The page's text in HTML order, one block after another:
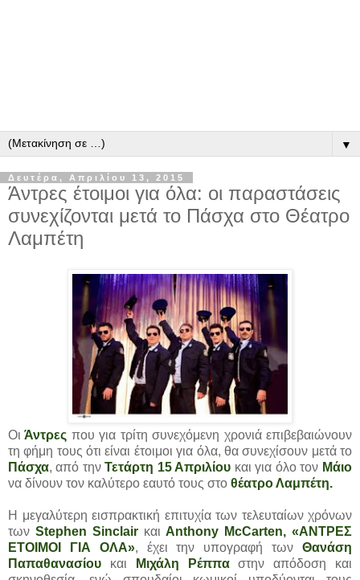
▼
Δευτέρα, Απριλίου 13, 2015
Άντρες έτοιμοι για όλα: οι παραστάσεις
συνεχίζονται μετά το Πάσχα στο Θέατρο
Λαμπέτη
Οι Άντρες που για τρίτη συνεχόμενη χρονιά επιβεβαιώνουν
τη φήμη τους ότι είναι έτοιμοι για όλα, θα συνεχίσουν μετά το
Πάσχα, από τηνΤετάρτη 15 Απριλίου και για όλο τον Μάιο
να δίνουν τον καλύτερο εαυτό τους στο θέατρο Λαμπέτη.
Η μεγαλύτερη εισπρακτική επιτυχία των τελευταίων χρόνων
των Stephen Sinclair και Anthony McCarten, «ΑΝΤΡΕΣ
ΕΤΟΙΜΟΙ ΓΙΑ ΟΛΑ», έχει την υπογραφή των
Θανάση
Παπαθανασίου
και Μιχάλη Ρέππα
στην απόδοση και